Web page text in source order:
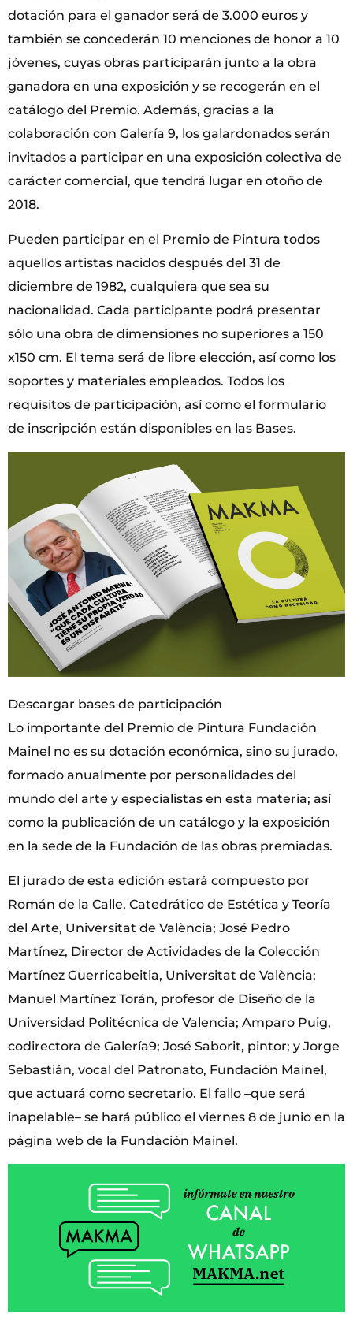
dotación para el ganador será de 3.000 euros y
también se concederán 10 menciones de honor a 10
jóvenes, cuyas obras participarán junto a la obra
ganadora en una exposición y se recogerán en el
catálogo del Premio. Además, gracias a la
colaboración con Galería 9, los galardonados serán
invitados a participar en una exposición colectiva de
carácter comercial, que tendrá lugar en otoño de
2018.
Pueden participar en el Premio de Pintura todos
aquellos artistas nacidos después del 31 de
diciembre de 1982, cualquiera que sea su
nacionalidad. Cada participante podrá presentar
sólo una obra de dimensiones no superiores a 150
x150 cm. El tema será de libre elección, así como los
soportes y materiales empleados. Todos los
requisitos de participación, así como el formulario
de inscripción están disponibles en las Bases.
Descargar bases de participación
Lo importante del Premio de Pintura Fundación
Mainel no es su dotación económica, sino su jurado,
formado anualmente por personalidades del
mundo del arte y especialistas en esta materia; así
como la publicación de un catálogo y la exposición
en la sede de la Fundación de las obras premiadas.
El jurado de esta edición estará compuesto por
Román de la Calle, Catedrático de Estética y Teoría
del Arte, Universitat de València; José Pedro
Martínez, Director de Actividades de la Colección
Martínez Guerricabeitia, Universitat de València;
Manuel Martínez Torán, profesor de Diseño de la
Universidad Politécnica de Valencia; Amparo Puig,
codirectora de Galería9; José Saborit, pintor; y Jorge
Sebastián, vocal del Patronato, Fundación Mainel,
que actuará como secretario. El fallo –que será
inapelable– se hará público el viernes 8 de junio en la
página web de la Fundación Mainel.